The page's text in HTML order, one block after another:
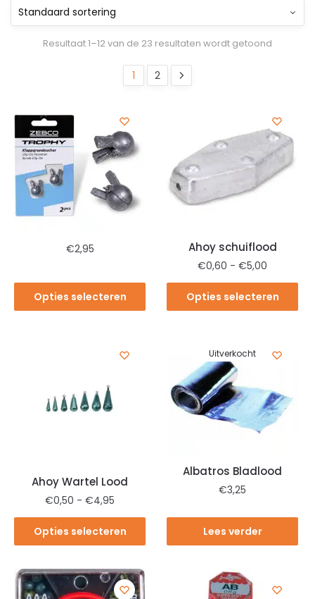
Resultaat 1–12 van de 23 resultaten wordt getoond
1 2
€2,95
Opties selecteren
Ahoy schuiflood
€0,60 - €5,00
Opties selecteren
Ahoy Wartel Lood
€0,50 - €4,95
Opties selecteren
Uitverkocht
Albatros Bladlood
€3,25
Lees verder